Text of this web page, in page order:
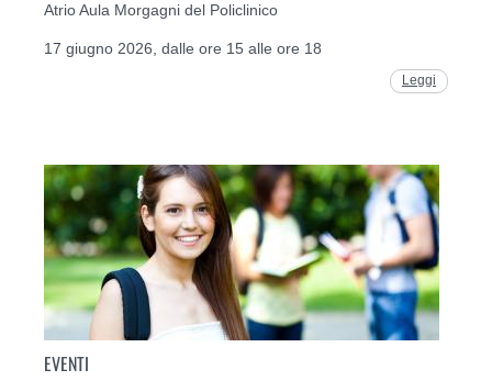
Atrio Aula Morgagni del Policlinico
17 giugno 2026, dalle ore 15 alle ore 18
Leggi
EVENTI